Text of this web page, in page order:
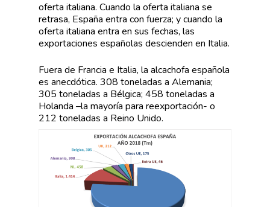
oferta italiana. Cuando la oferta italiana se
retrasa, España entra con fuerza; y cuando la
oferta italiana entra en sus fechas, las
exportaciones españolas descienden en Italia.
Fuera de Francia e Italia, la alcachofa española
es anecdótica. 308 toneladas a Alemania;
305 toneladas a Bélgica; 458 toneladas a
Holanda –la mayoría para reexportación- o
212 toneladas a Reino Unido.